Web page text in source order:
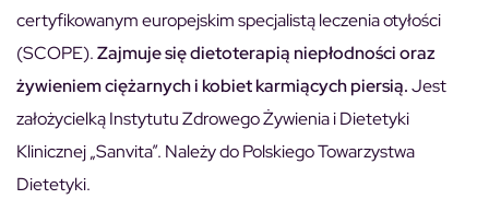
certyfikowanym europejskim specjalistą leczenia otyłości
(SCOPE).Zajmuje się dietoterapią niepłodności oraz
żywieniem ciężarnych i kobiet karmiących piersią.Jest
założycielką Instytutu Zdrowego Żywienia i Dietetyki
Klinicznej „Sanvita”. Należy do Polskiego Towarzystwa
Dietetyki.